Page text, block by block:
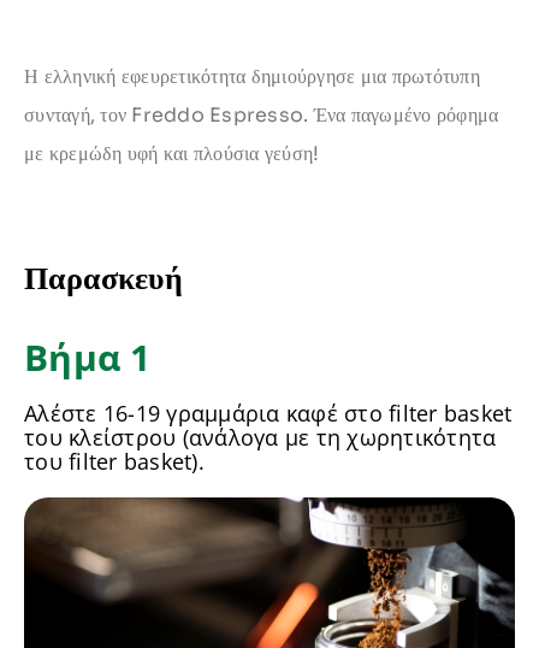
Η ελληνική εφευρετικότητα δημιούργησε μια πρωτότυπη
συνταγή, τον Freddo Espresso. Ένα παγωμένο ρόφημα
με κρεμώδη υφή και πλούσια γεύση!
Παρασκευή
Βήμα 1
Αλέστε 16-19 γραμμάρια καφέ στο filter basket
του κλείστρου (ανάλογα με τη χωρητικότητα
του filter basket).